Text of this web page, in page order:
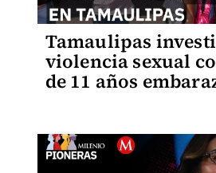
Tamaulipas
violencia sexual
de 11 años